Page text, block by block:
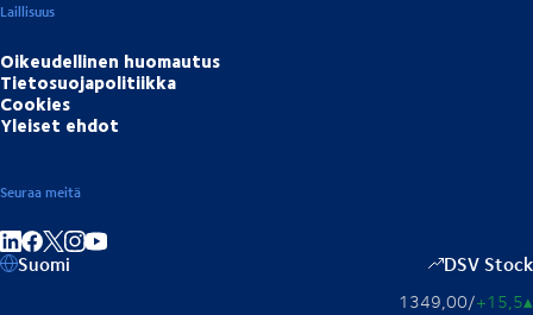
Laillisuus
Oikeudellinen huomautus
Tietosuojapolitiikka
Cookies
Yleiset ehdot
Seuraa meitä
Jaa linkedInissä
Jaa Facebookissa
Jaa Instagramissa
Suomi DSV Stock
1349,00/+15,5▴